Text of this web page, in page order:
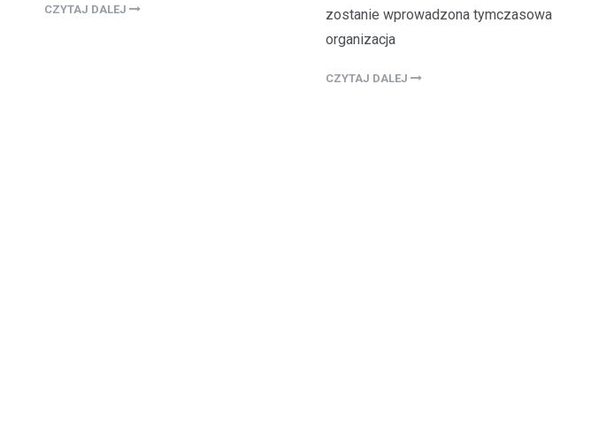
CZYTAJ DALEJ
zostanie wprowadzona tymczasowa
organizacja
CZYTAJ DALEJ